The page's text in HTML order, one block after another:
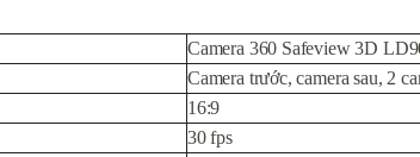
Camera 360 Safeview 3D
Camera trước, camera sau, 2
16:9
30 fps